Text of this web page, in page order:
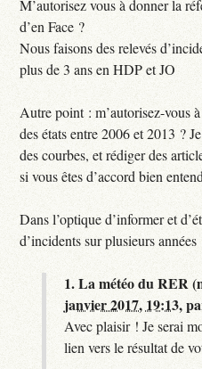
M’autorisez vous à donner la
d’en Face ?
Nous faisons des relevés
plus de 3 ans en HDP et JO
Autre point : m’autorisez-vous
des états entre 2006 et 2013 ?
des courbes, et rédiger des
si vous êtes d’accord bien
Dans l’optique d’informer et
d’incidents sur plusieurs années
1.La météo du RER
janvier 2017, 19:13,
Avec plaisir ! Je serai
lien vers le résultat de